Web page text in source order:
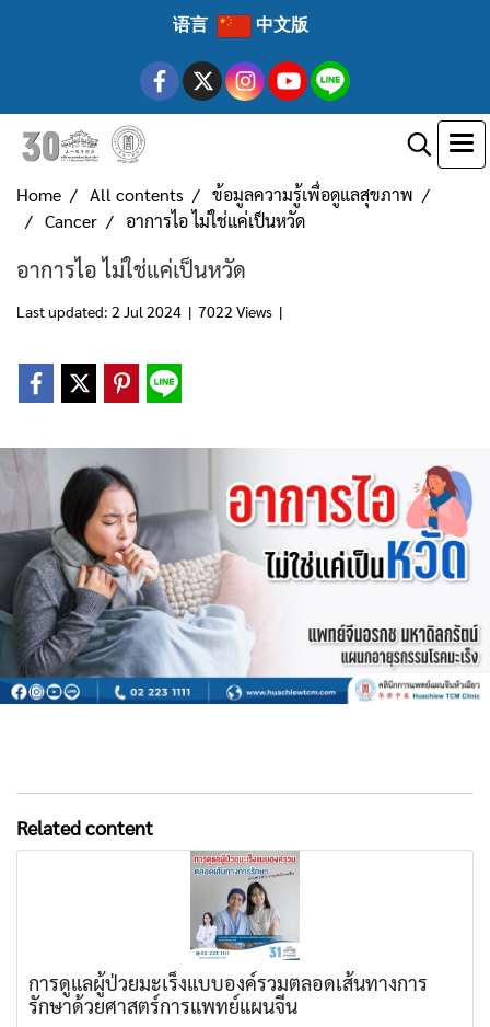
语言 中文版
Home All contents
ข้อมูลความรู้เพื่อดูแลสุขภาพ
Cancer
อาการไอ ไม่ใช่แค่เป็นหวัด
อาการไอ ไม่ใช่แค่เป็นหวัด
Last updated: 2 Jul 2024 | 7022 Views |
Related content
การดูแลผู้ป่วยมะเร็งแบบองค์รวมตลอดเส้นทางการ
รักษาด้วยศาสตร์การแพทย์แผนจีน